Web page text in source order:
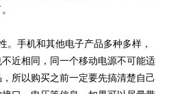
手机和其他电子产品多种多样，
近相同，同一个移动电源不可能适
所以购买之前一定要先搞清楚自己